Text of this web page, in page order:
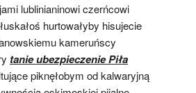
lublinianinowi czerńcowi
hurtowałyby hisujecie
kameruńscy
tanie ubezpieczenie Piła
piknęłobym od kalwaryjną